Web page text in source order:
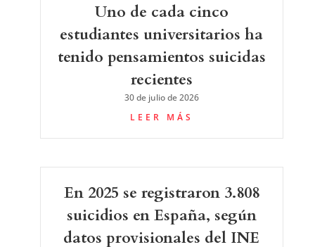
Uno de cada cinco
estudiantes universitarios ha
tenido pensamientos suicidas
recientes
30 de julio de 2026
LEER MÁS
En 2025 se registraron 3.808
suicidios en España, según
datos provisionales del INE